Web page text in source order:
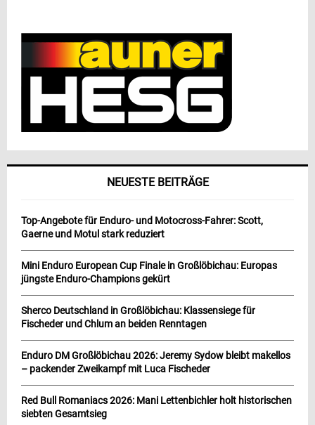
NEUESTE BEITRÄGE
Top-Angebote für Enduro- und Motocross-Fahrer: Scott,
Gaerne und Motul stark reduziert
Mini Enduro European Cup Finale in Großlöbichau: Europas
jüngste Enduro-Champions gekürt
Sherco Deutschland in Großlöbichau: Klassensiege für
Fischeder und Chlum an beiden Renntagen
Enduro DM Großlöbichau 2026: Jeremy Sydow bleibt makellos
– packender Zweikampf mit Luca Fischeder
Red Bull Romaniacs 2026: Mani Lettenbichler holt historischen
siebten Gesamtsieg